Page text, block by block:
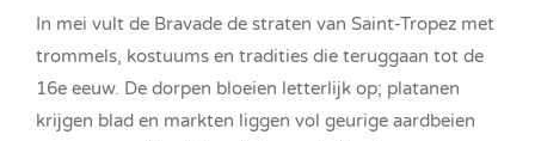
In mei vult de Bravade de straten van Saint-Tropez met
trommels, kostuums en tradities die teruggaan tot de
16e eeuw. De dorpen bloeien letterlijk op; platanen
krijgen blad en markten liggen vol geurige aardbeien